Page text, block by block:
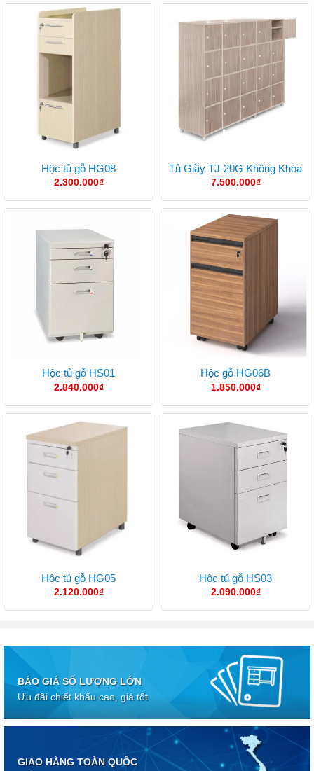
Hộc tủ gỗ HG08
2.300.000₫
Tủ Giầy TJ-20G Không Khóa
7.500.000₫
Hộc tủ gỗ HS01
2.840.000₫
Hộc gỗ HG06B
1.850.000₫
Hộc tủ gỗ HG05
2.120.000₫
Hộc tủ gỗ HS03
2.090.000₫
BÁO GIÁ SỐ LƯỢNG LỚN
Ưu đãi chiết khấu cao, giá tốt
GIAO HÀNG TOÀN QUỐC